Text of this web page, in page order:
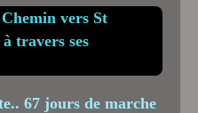
67 jours de marche